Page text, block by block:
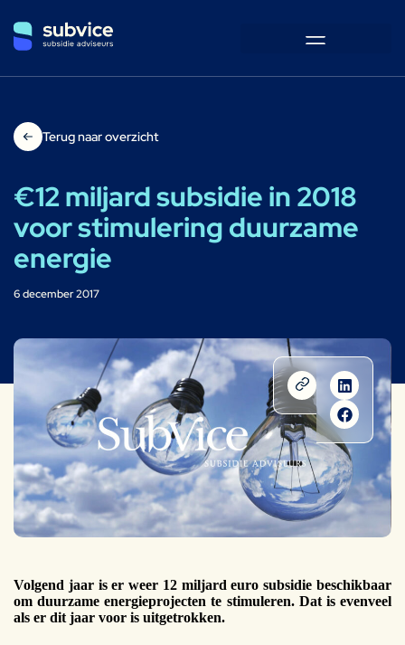
Terug naar overzicht
€12 miljard subsidie in 2018
voor stimulering duurzame
energie
6 december 2017
Volgend jaar is er weer 12 miljard euro subsidie beschikbaar
om duurzame energieprojecten te stimuleren. Dat is evenveel
als er dit jaar voor is uitgetrokken.